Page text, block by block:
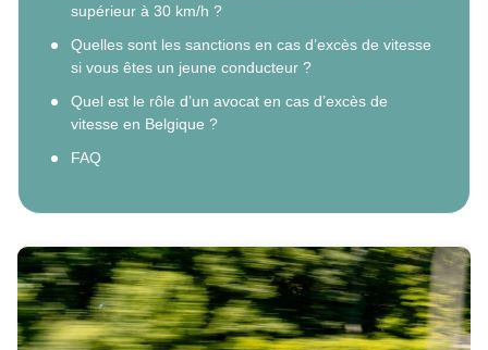
supérieur à 30 km/h ?
Quelles sont les sanctions en cas d’excès de vitesse
si vous êtes un jeune conducteur ?
Quel est le rôle d’un avocat en cas d’excès de
vitesse en Belgique ?
FAQ